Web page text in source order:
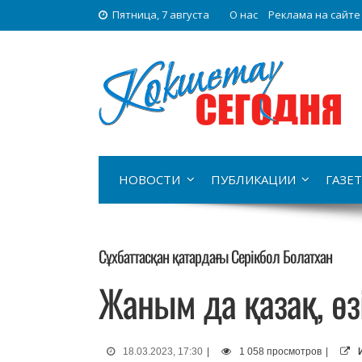
Пятница, 7 августа О нас Реклама на сайте
НОВОСТИ ПУБЛИКАЦИИ
Сұхбаттасқан қатардағы Серікбол Болатхан
Жаным да қазақ,
18.03.2023, 17:30 | 1 058 просмотров |